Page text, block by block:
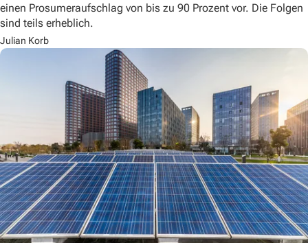
einen Prosumeraufschlag von bis zu 90 Prozent vor. Die Folgen
sind teils erheblich.
Julian Korb